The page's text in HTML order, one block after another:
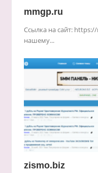
mmgp.ru
Ссылка на сайт:
нашему...
zismo.biz